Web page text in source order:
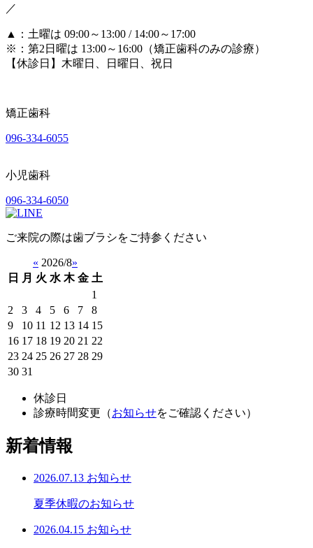
／
▲
：土曜は 09:00～13:00 / 14:00～17:00
※ ：第2日曜は 13:00～16:00（矯正歯科のみの診療）
【休診日】木曜日、日曜日、祝日
矯正歯科
096-334-6055
小児歯科
096-334-6050
ご来院の際は歯ブラシをご持参ください
« 2026/8»
日
月 火 水 木 金 土
1
2
3 4 5 6 7
8
9
10 11 12 13 14 15
16 17 18 19 20 21 22
23 24 25 26 27 28 29
30 31
休診日
診療時間変更（お知らせをご確認ください）
新着情報
2026.07.13 お知らせ
夏季休暇のお知らせ
2026.04.15 お知らせ